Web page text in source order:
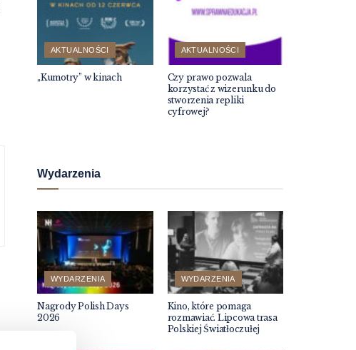
AKTUALNOŚCI
„Kumotry” w kinach
AKTUALNOŚCI
Czy prawo pozwala
korzystać z wizerunku do
stworzenia repliki
cyfrowej?
Wydarzenia
WYDARZENIA
Nagrody Polish Days
2026
WYDARZENIA
Kino, które pomaga
rozmawiać. Lipcowa trasa
Polskiej Światłoczułej